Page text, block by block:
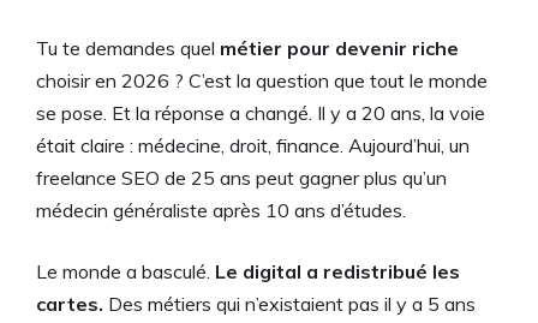
Tu te demandes quel métier pour devenir riche
choisir en 2026 ? C’est la question que tout le monde
se pose. Et la réponse a changé. Il y a 20 ans, la voie
était claire : médecine, droit, finance. Aujourd’hui, un
freelance SEO de 25 ans peut gagner plus qu’un
médecin généraliste après 10 ans d’études.
Le monde a basculé. Le digital a redistribué les
cartes. Des métiers qui n’existaient pas il y a 5 ans